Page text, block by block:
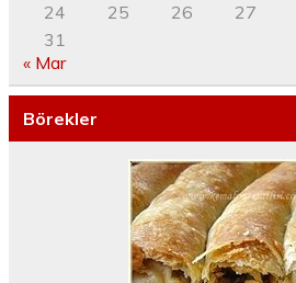
24
25 26 27
31
« Mar
Börekler